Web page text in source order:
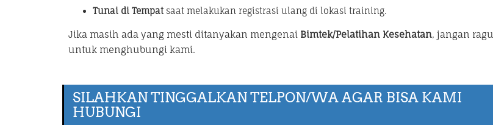
Tunai di Tempat saat melakukan registrasi ulang di lokasi training.
Jika masih ada yang mesti ditanyakan mengenai Bimtek/Pelatihan Kesehatan, jangan ragu
untuk menghubungi kami.
SILAHKAN TINGGALKAN TELPON/WA AGAR BISA KAMI
HUBUNGI